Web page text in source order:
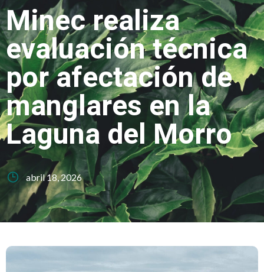
Minec realiza
evaluación técnica
por afectación de
manglares en la
Laguna del Morro
abril 18, 2026